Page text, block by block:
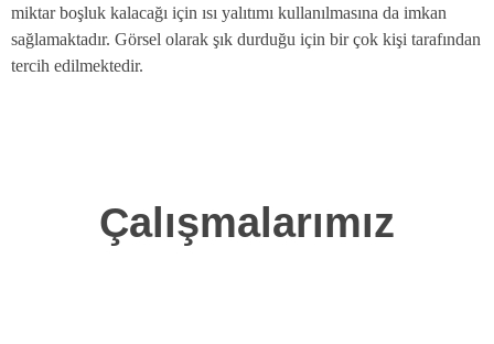
miktar boşluk kalacağı için ısı yalıtımı kullanılmasına da imkan
sağlamaktadır. Görsel olarak şık durduğu için bir çok kişi tarafından
tercih edilmektedir.
Çalışmalarımız